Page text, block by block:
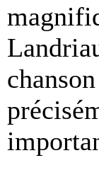
chanson